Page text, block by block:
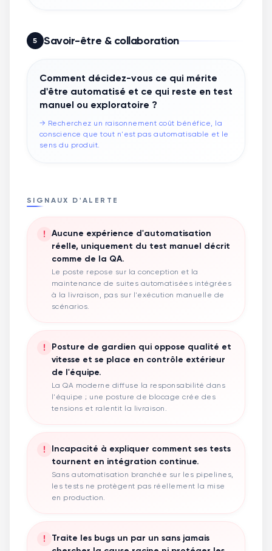
5 Savoir-être & collaboration
Comment décidez-vous ce qui mérite
d'être automatisé et ce qui reste en test
manuel ou exploratoire ?
→ Recherchez un raisonnement coût bénéfice, la
conscience que tout n'est pas automatisable et le
sens du produit.
SIGNAUX D'ALERTE
!
Aucune expérience d'automatisation
réelle, uniquement du test manuel décrit
comme de la QA.
Le poste repose sur la conception et la
maintenance de suites automatisées intégrées
à la livraison, pas sur l'exécution manuelle de
scénarios.
!
Posture de gardien qui oppose qualité et
vitesse et se place en contrôle extérieur
de l'équipe.
La QA moderne diffuse la responsabilité dans
l'équipe ; une posture de blocage crée des
tensions et ralentit la livraison.
!
Incapacité à expliquer comment ses tests
tournent en intégration continue.
Sans automatisation branchée sur les pipelines,
les tests ne protègent pas réellement la mise
en production.
!
Traite les bugs un par un sans jamais